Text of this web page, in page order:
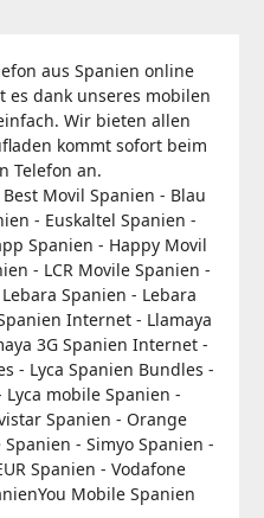
aus Spanien online
es dank unseres mobilen
Wir bieten allen
kommt sofort beim
Telefon an.
Movil Spanien - Blau
- Euskaltel Spanien -
Spanien - Happy Movil
- LCR Movile Spanien -
Spanien - Lebara
Internet - Llamaya
3G Spanien Internet -
- Lyca Spanien Bundles -
mobile Spanien -
Spanien - Orange
- Simyo Spanien -
Spanien - Vodafone
Mobile Spanien